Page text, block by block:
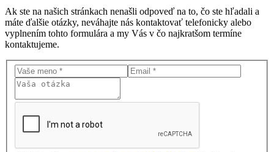
Ak ste na našich stránkach nenašli odpoveď na to, čo ste hľadali a
máte ďalšie otázky, neváhajte nás kontaktovať telefonicky alebo
vyplnením tohto formulára a my Vás v čo najkratšom termíne
kontaktujeme.